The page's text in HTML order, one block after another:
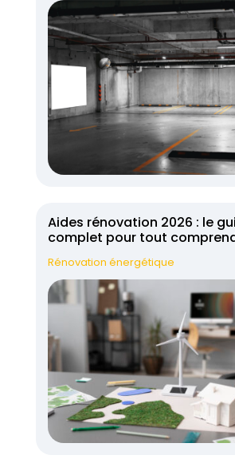
Aides rénovation 2026 : le
complet pour tout
Rénovation énergétique